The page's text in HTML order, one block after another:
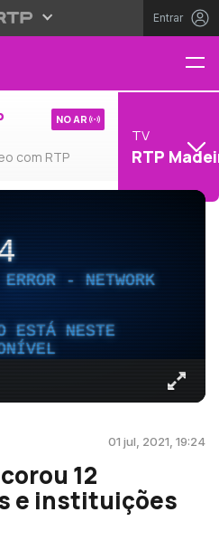
Entrar
com RTP
NO AR
TV
RTP
- NETWORK
ESTÁ NESTE
01 jul, 2021, 19:24
12
e instituições